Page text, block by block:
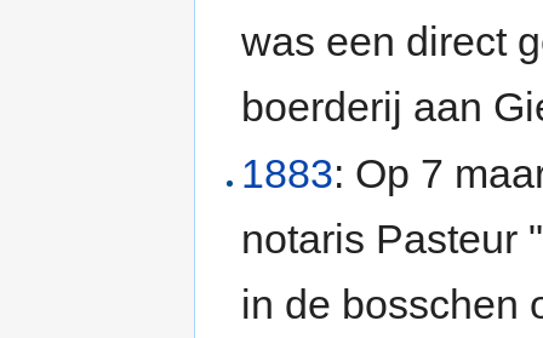
was een direct
boerderij aan
1883: Op 7
notaris Pasteur
in de bosschen